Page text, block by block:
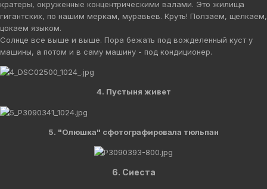
кратеры, окруженные концентрическими валами. Это жилища
гигантских, по нашим меркам, муравьев. Круть! Ползаем, щелкаем,
цокаем языком.
Солнце все выше и выше. Пора бежать под вожделенный куст у
машины, а потом и в саму машину - под кондиционер.
4. Пустыня живет
5. "Олюшка" сфотографировала тюльпан
6. Сиеста